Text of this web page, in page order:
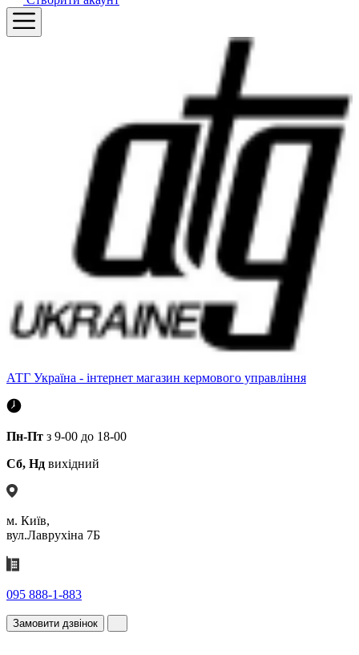
АТГ Україна - інтернет магазин кермового управління
Пн-Пт з 9-00 до 18-00
Сб, Нд вихідний
м. Київ,
вул.Лаврухіна 7Б
095 888-1-883
Замовити дзвінок